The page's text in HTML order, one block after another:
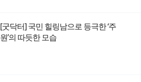
[굿닥터] 국민 힐링남으로 등극한 ‘주
원’의 따듯한 모습